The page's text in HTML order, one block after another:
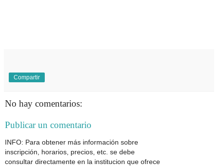
Compartir
No hay comentarios:
Publicar un comentario
INFO: Para obtener más información sobre
inscripción, horarios, precios, etc. se debe
consultar directamente en la institucion que ofrece